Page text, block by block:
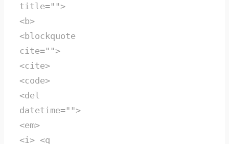
title="">
<b>
<blockquote
cite="">
<cite>
<code>
<del
datetime="">
<em>
<i> <q